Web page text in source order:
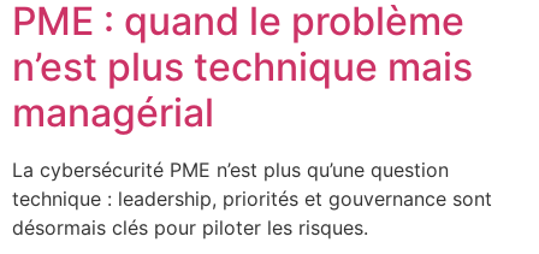
PME : quand le problème
n’est plus technique mais
managérial
La cybersécurité PME n’est plus qu’une question
technique : leadership, priorités et gouvernance sont
désormais clés pour piloter les risques.